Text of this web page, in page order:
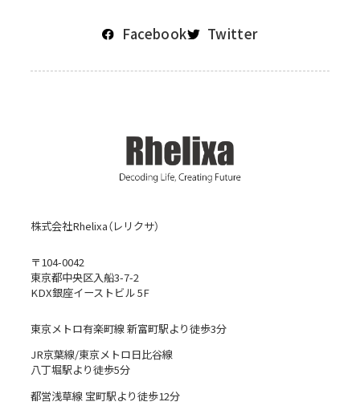
株式会社Rhelixa（レリクサ）
〒104-0042
東京都中央区入船3-7-2
KDX銀座イーストビル 5F
東京メトロ有楽町線 新富町駅より徒歩3分
JR京葉線/東京メトロ日比谷線
八丁堀駅より徒歩5分
都営浅草線 宝町駅より徒歩12分
Facebook Twitter